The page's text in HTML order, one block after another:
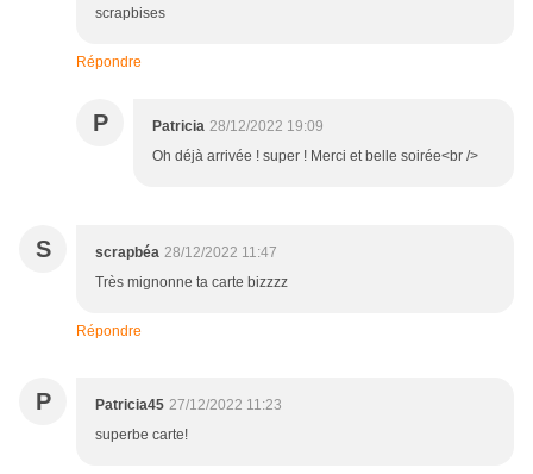
scrapbises
Répondre
P Patricia 28/12/2022 19:09
Oh déjà arrivée ! super ! Merci et belle soirée<br />
S scrapbéa 28/12/2022 11:47
Très mignonne ta carte bizzzz
Répondre
P Patricia45 27/12/2022 11:23
superbe carte!